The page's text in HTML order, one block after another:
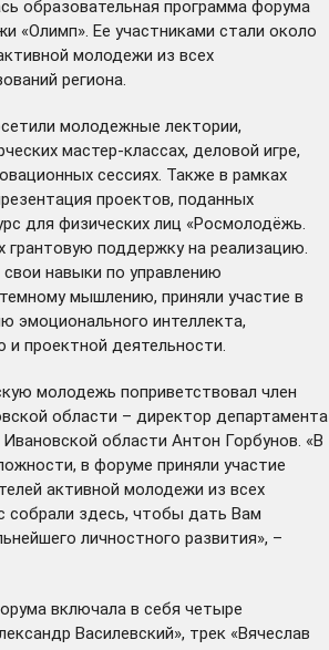
образовательная программа форума
«Олимп». Ее участниками стали около
молодежи из всех
региона.
молодежные лектории,
мастер-классах, деловой игре,
сессиях. Также в рамках
проектов, поданных
для физических лиц «Росмолодёжь.
грантовую поддержку на реализацию.
навыки по управлению
мышлению, приняли участие в
эмоционального интеллекта,
проектной деятельности.
молодежь поприветствовал член
области – директор департамента
области Антон Горбунов. «В
в форуме приняли участие
активной молодежи из всех
собрали здесь, чтобы дать Вам
личностного развития», –
включала в себя четыре
Василевский», трек «Вячеслав